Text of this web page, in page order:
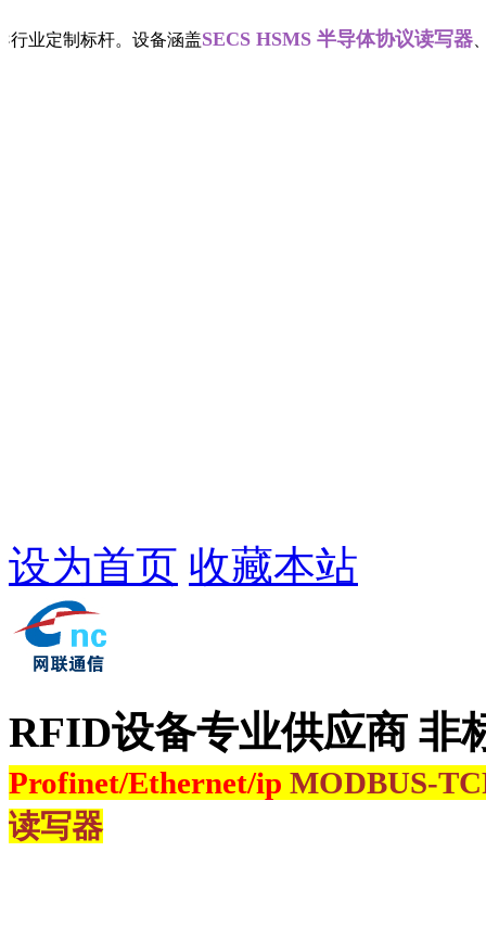
制标杆。设备涵盖SECS HSMS 半导体协议读写器、螺丝
设为首页 收藏本站
RFID设备专业供应商 非
Profinet/Ethernet/ip MODBUS-
读写器